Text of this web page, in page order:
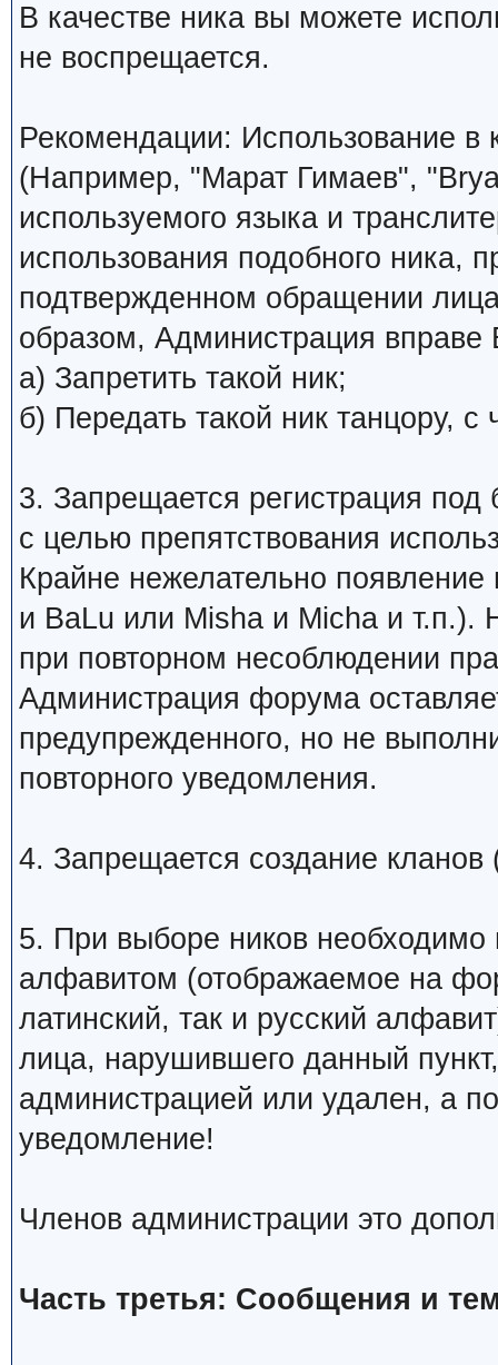
В качестве ника вы можете
не воспрещается.
Рекомендации: Использование в
(Например, "Марат Гимаев",
используемого языка и
использования подобного ника,
подтвержденном обращении
образом, Администрация
а) Запретить такой ник;
б) Передать такой ник танцору,
3. Запрещается регистрация
с целью препятствования
Крайне нежелательно
и BaLu или Misha и Micha и т.п.).
при повторном несоблюдении
Администрация форума
предупрежденного, но не
повторного уведомления.
4. Запрещается создание
5. При выборе ников необходимо
алфавитом (отображаемое на
латинский, так и русский
лица, нарушившего данный
администрацией или удален, а
уведомление!
Членов администрации это
Часть третья: Сообщения и